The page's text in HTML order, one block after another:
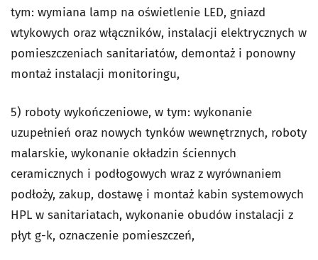
tym: wymiana lamp na oświetlenie LED, gniazd
wtykowych oraz włączników, instalacji elektrycznych w
pomieszczeniach sanitariatów, demontaż i ponowny
montaż instalacji monitoringu,
5) roboty wykończeniowe, w tym: wykonanie
uzupełnień oraz nowych tynków wewnętrznych, roboty
malarskie, wykonanie okładzin ściennych
ceramicznych i podłogowych wraz z wyrównaniem
podłoży, zakup, dostawę i montaż kabin systemowych
HPL w sanitariatach, wykonanie obudów instalacji z
płyt g-k, oznaczenie pomieszczeń,